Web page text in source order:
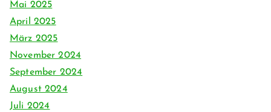
Mai 2025
April 2025
März 2025
November 2024
September 2024
August 2024
Juli 2024